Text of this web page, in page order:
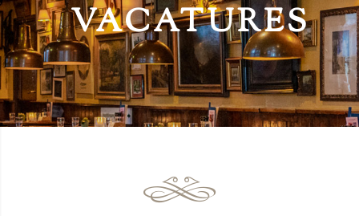
VACATURES